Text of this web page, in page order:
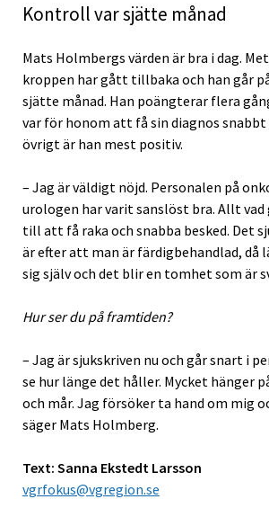
Kontroll var sjätte månad
Mats Holmbergs värden är bra i dag.
kroppen har gått tillbaka och han går
sjätte månad. Han poängterar flera
var för honom att få sin diagnos snabbt
övrigt är han mest positiv.
– Jag är väldigt nöjd. Personalen på
urologen har varit sanslöst bra. Allt
till att få raka och snabba besked. Det
är efter att man är färdigbehandlad, då
sig själv och det blir en tomhet som är
Hur ser du på framtiden?
– Jag är sjukskriven nu och går snart i
se hur länge det håller. Mycket hänger
och mår. Jag försöker ta hand om mig
säger Mats Holmberg.
Text: Sanna Ekstedt Larsson
vgrfokus@vgregion.se